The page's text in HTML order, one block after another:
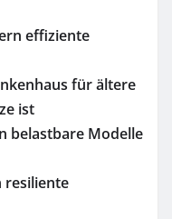
effiziente
für ältere
ist
belastbare Modelle
resiliente